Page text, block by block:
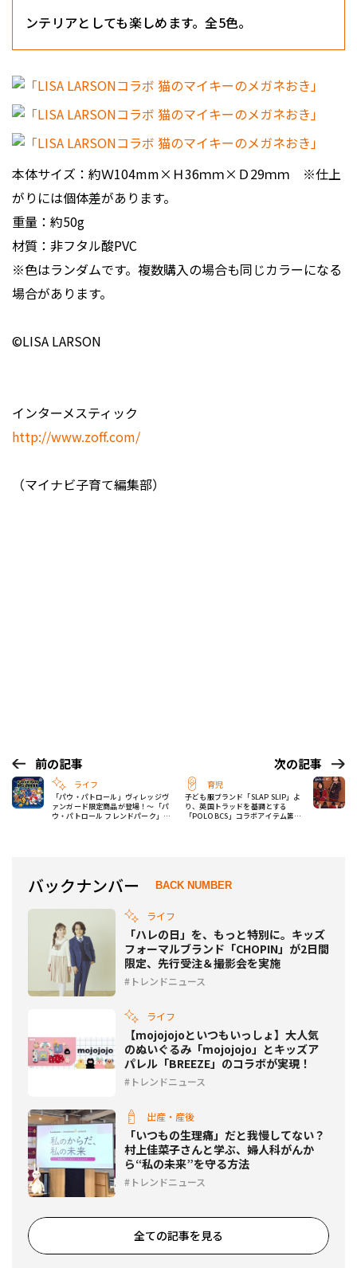
ンテリアとしても楽しめます。全5色。
本体サイズ：約Ｗ104mm×Ｈ36ｍｍ×Ｄ29ｍｍ ※仕上
がりには個体差があります。
重量：約50g
材質：非フタル酸PVC
※色はランダムです。複数購入の場合も同じカラーになる
場合があります。
©LISA LARSON
インターメスティック
http://www.zoff.com/
（マイナビ子育て編集部）
前の記事
ライフ
「パウ・パトロール」ヴィレッジヴ
ァンガード限定商品が登場！〜「パ
ウ・パトロール フレンドパーク」ほ
次の記事
育児
子ども服ブランド「SLAP SLIP」よ
り、英国トラッドを基調とする
「POLO BCS」コラボアイテム第4
バックナンバー BACK NUMBER
ライフ
「ハレの日」を、もっと特別に。キッズ
フォーマルブランド「CHOPIN」が2日間
限定、先行受注＆撮影会を実施
トレンドニュース
ライフ
【mojojojoといつもいっしょ】大人気
のぬいぐるみ「mojojojo」とキッズア
パレル「BREEZE」のコラボが実現！
トレンドニュース
出産・産後
「いつもの生理痛」だと我慢してない？
村上佳菜子さんと学ぶ、婦人科がんか
ら“私の未来”を守る方法
トレンドニュース
全ての記事を見る